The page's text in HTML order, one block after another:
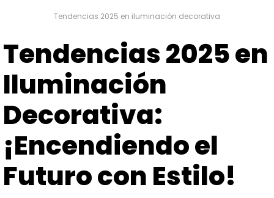
Tendencias 2025 en iluminación decorativa
Tendencias 2025 en
Iluminación
Decorativa:
¡Encendiendo el
Futuro con Estilo!